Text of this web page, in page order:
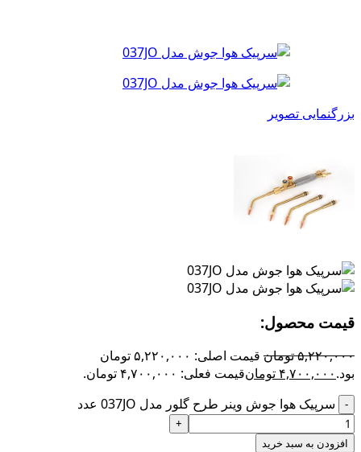
بزرگنمایی تصویر
قیمت محصول:​
۵,۲۲۰,۰۰۰تومان
قیمت اصلی: ۵,۲۲۰,۰۰۰ تومان
بود.۴,۷۰۰,۰۰۰تومانقیمت فعلی: ۴,۷۰۰,۰۰۰ تومان.
سرپیک هوا جوش وینر طرح گلور مدل 037JO عدد
افزودن به سبد خرید